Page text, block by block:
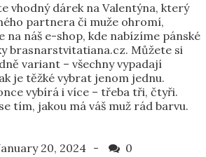
vhodný dárek na Valentýna, který
partnera či muže ohromí,
na náš e-shop, kde nabízíme pánské
brasnarstvitatiana.cz. Můžete si
variant – všechny vypadají
je těžké vybrat jenom jednu.
vybírá i více – třeba tři, čtyři.
tím, jakou má váš muž rád barvu.
0